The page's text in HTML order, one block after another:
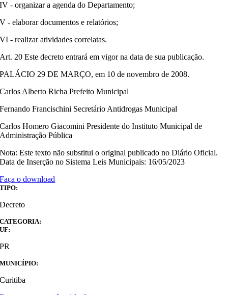
IV - organizar a agenda do Departamento;
V - elaborar documentos e relatórios;
VI - realizar atividades correlatas.
Art. 20 Este decreto entrará em vigor na data de sua publicação.
PALÁCIO 29 DE MARÇO, em 10 de novembro de 2008.
Carlos Alberto Richa Prefeito Municipal
Fernando Francischini Secretário Antidrogas Municipal
Carlos Homero Giacomini Presidente do Instituto Municipal de
Administração Pública
Nota: Este texto não substitui o original publicado no Diário Oficial.
Data de Inserção no Sistema Leis Municipais: 16/05/2023
Faça o download
TIPO:
Decreto
CATEGORIA:
UF:
PR
MUNICÍPIO:
Curitiba